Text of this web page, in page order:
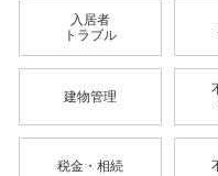
入居者
トラブル
建物管理
税金・相続